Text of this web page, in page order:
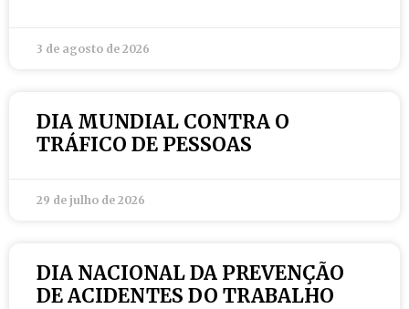
3 de agosto de 2026
DIA MUNDIAL CONTRA O
TRÁFICO DE PESSOAS
29 de julho de 2026
DIA NACIONAL DA PREVENÇÃO
DE ACIDENTES DO TRABALHO